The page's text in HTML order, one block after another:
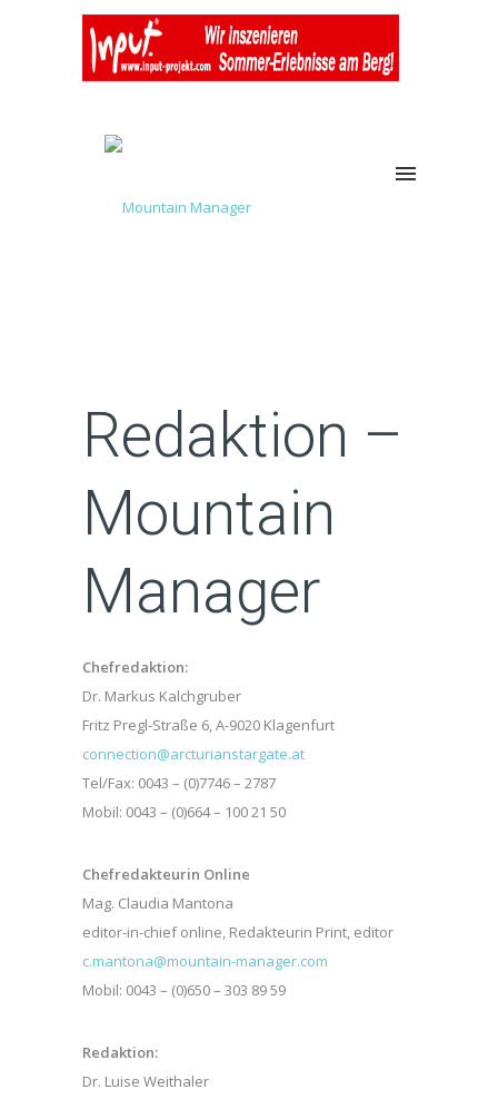
Redaktion –
Mountain
Manager
Chefredaktion:
Dr. Markus Kalchgruber
Fritz Pregl-Straße 6, A-9020 Klagenfurt
connection@arcturianstargate.at
Tel/Fax: 0043 – (0)7746 – 2787
Mobil: 0043 – (0)664 – 100 21 50
Chefredakteurin Online
Mag. Claudia Mantona
editor-in-chief online, Redakteurin Print, editor
c.mantona@mountain-manager.com
Mobil: 0043 – (0)650 – 303 89 59
Redaktion:
Dr. Luise Weithaler